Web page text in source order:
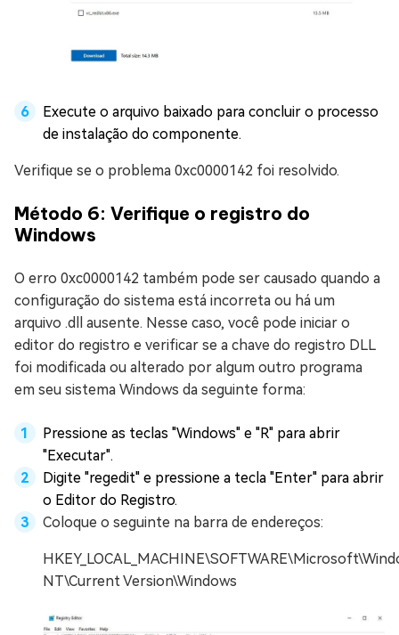
Execute o arquivo baixado para concluir o processo
de instalação do componente.
Verifique se o problema 0xc0000142 foi resolvido.
Método 6: Verifique o registro do
Windows
O erro 0xc0000142 também pode ser causado quando a
configuração do sistema está incorreta ou há um
arquivo .dll ausente. Nesse caso, você pode iniciar o
editor do registro e verificar se a chave do registro DLL
foi modificada ou alterado por algum outro programa
em seu sistema Windows da seguinte forma:
Pressione as teclas "Windows" e "R" para abrir
"Executar".
Digite "regedit" e pressione a tecla "Enter" para abrir
o Editor do Registro.
Coloque o seguinte na barra de endereços:
NT\Current Version\Windows